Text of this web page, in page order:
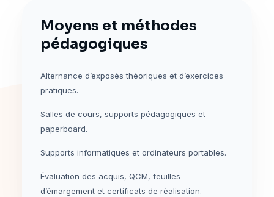
Moyens et méthodes
pédagogiques
Alternance d’exposés théoriques et d’exercices
pratiques.
Salles de cours, supports pédagogiques et
paperboard.
Supports informatiques et ordinateurs portables.
Évaluation des acquis, QCM, feuilles
d’émargement et certificats de réalisation.